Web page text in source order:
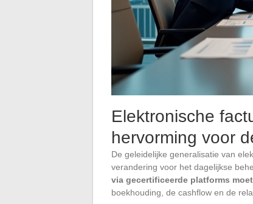
Elektronische
hervorming voor
De geleidelijke generalisatie van
verandering voor het dagelijkse
via gecertificeerde platforms
boekhouding, de cashflow en de